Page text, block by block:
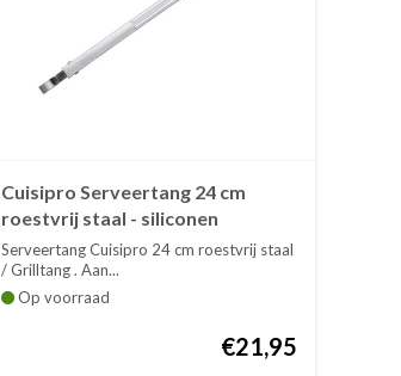
Cuisipro Serveertang 24 cm
roestvrij staal - siliconen
Serveertang Cuisipro 24 cm roestvrij staal
/ Grilltang . Aan...
Op voorraad
€21,95